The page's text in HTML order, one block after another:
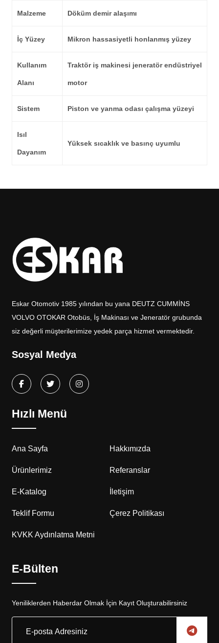
Malzeme Döküm demir alaşımı
İç Yüzey Mikron hassasiyetli honlanmış yüzey
Kullanım
Alanı
Traktör iş makinesi jeneratör endüstriyel
motor
Sistem Piston ve yanma odası çalışma yüzeyi
Isıl
Dayanım
Yüksek sıcaklık ve basınç uyumlu
Eskar Otomotiv 1985 yılından bu yana DEUTZ CUMMİNS
VOLVO OTOKAR Otobüs, İş Makinası ve Jeneratör grubunda
siz değerli müşterilerimize yedek parça hizmet vermektedir.
Sosyal Medya
Hızlı Menü
Ana Sayfa Hakkımızda
Ürünlerimiz Referanslar
E-Katalog İletişim
Teklif Formu Çerez Politikası
KVKK Aydınlatma Metni
E-Bülten
Yeniliklerden Haberdar Olmak İçin Kayıt Oluşturabilirsiniz